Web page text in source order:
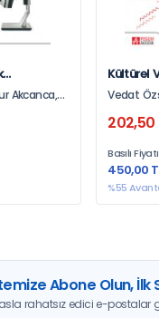
Kültürel
Vedat Özsoy, Rukiye
202,50
Basılı
450,00
%55
Abone Olun, İlk
rahatsız edici e-postalar